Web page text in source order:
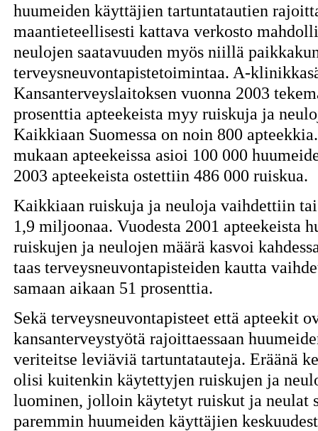
huumeiden käyttäjien tartuntatautien
maantieteellisesti kattava verkosto
neulojen saatavuuden myös niillä
terveysneuvontapistetoimintaa. A-
Kansanterveyslaitoksen vuonna 2003
prosenttia apteekeista myy ruiskuja ja
Kaikkiaan Suomessa on noin 800
mukaan apteekeissa asioi 100 000
2003 apteekeista ostettiin 486 000 ruiskua.
Kaikkiaan ruiskuja ja neuloja vaihdettiin
1,9 miljoonaa. Vuodesta 2001 apteekeista
ruiskujen ja neulojen määrä kasvoi
taas terveysneuvontapisteiden kautta
samaan aikaan 51 prosenttia.
Sekä terveysneuvontapisteet että apteekit
kansanterveystyötä rajoittaessaan
veriteitse leviäviä tartuntatauteja. Eräänä
olisi kuitenkin käytettyjen ruiskujen ja
luominen, jolloin käytetyt ruiskut ja neulat
paremmin huumeiden käyttäjien